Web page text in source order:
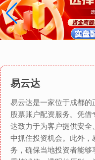
易云达
易云达是一家位于成都
股票账户配资服务。凭
达致力于为客户提供安
中抓住投资机会。此外
务，确保当地投资者能